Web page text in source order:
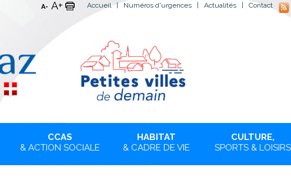
Accueil| Numéros d'urgences Actualités Contact
A- A+
CCAS
& ACTION SOCIALE
HABITAT
& CADRE DE VIE
CULTURE,
SPORTS & LOISIRS